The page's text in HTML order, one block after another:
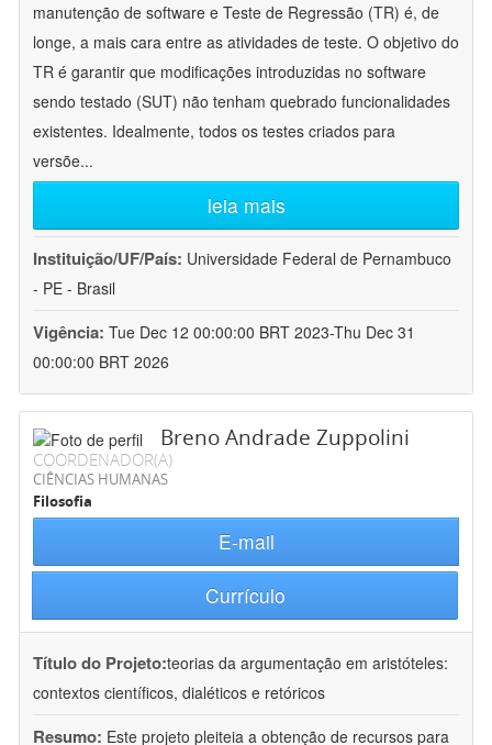
manutenção de software e Teste de Regressão (TR) é, de
longe, a mais cara entre as atividades de teste. O objetivo do
TR é garantir que modificações introduzidas no software
sendo testado (SUT) não tenham quebrado funcionalidades
existentes. Idealmente, todos os testes criados para
versõe...
leia mais
Instituição/UF/País: Universidade Federal de Pernambuco
- PE - Brasil
Vigência: Tue Dec 12 00:00:00 BRT 2023-Thu Dec 31
00:00:00 BRT 2026
Breno Andrade Zuppolini
COORDENADOR(A)
CIÊNCIAS HUMANAS
Filosofia
E-mail
Currículo
Título do Projeto:teorias da argumentação em aristóteles:
contextos científicos, dialéticos e retóricos
Resumo: Este projeto pleiteia a obtenção de recursos para